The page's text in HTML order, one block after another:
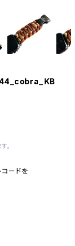
44_cobra_KB
。
ードを